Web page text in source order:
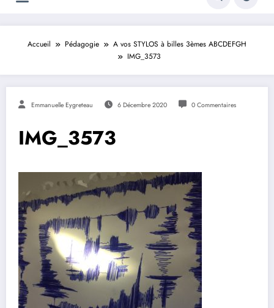
Accueil Pédagogie
A vos STYLOS à billes 3èmes ABCDEFGH
IMG_3573
Emmanuelle Eygreteau 6 Décembre 2020 0 Commentaires
IMG_3573